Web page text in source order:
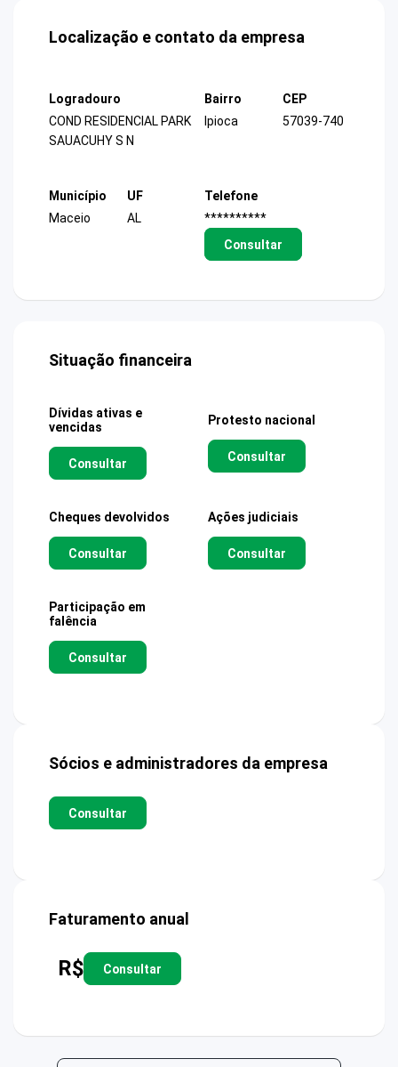
Localização e contato da empresa
Logradouro
COND RESIDENCIAL PARK
SAUACUHY S N
Bairro
Ipioca
CEP
57039-740
Município
Maceio
UF
AL
Telefone
**********
Consultar
Situação financeira
Dívidas ativas e
vencidas
Consultar
Protesto nacional
Consultar
Cheques devolvidos
Consultar
Ações judiciais
Consultar
Participação em
falência
Consultar
Sócios e administradores da empresa
Consultar
Faturamento anual
R$ Consultar